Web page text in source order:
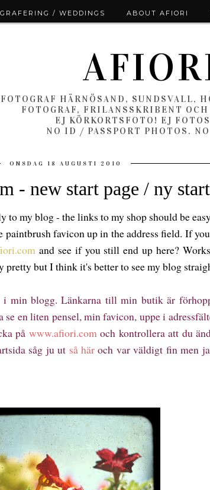
HÄRNÖSAND, SUNDSVALL,
FOTOGRAF, FRILANSSKRIBENT OCH
EJ KÖRKORTSFOTO! EJ
NO ID / PASSPORT PHOTOS.
ONSDAG 18 AUGUSTI 2010
- new start page / ny
to my blog - the links to my shop should be
paintbrush favicon up in the address field. If
and see if you still end up here?
pretty but I think it's better to see my blog
min blogg. Länkarna till min butik är
se en liten pensel, min favicon, uppe i
på www.afiori.comoch kontrollera att du
såg ju ut så här och var väldigt fin men
/ WEDDINGS ABOUT AFIORI